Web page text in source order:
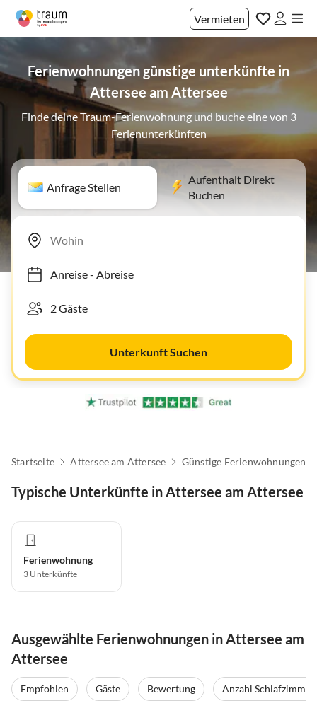
Vermieten
Ferienwohnungen günstige unterkünfte in
Attersee am Attersee
Finde deine Traum-Ferienwohnung und buche eine von 3
Ferienunterkünften
Anfrage Stellen
Aufenthalt Direkt
Buchen
Anreise- Abreise
Unterkunft Suchen
Startseite Attersee am Attersee Günstige Ferienwohnungen
Typische Unterkünfte in Attersee am Attersee
Ferienwohnung
3 Unterkünfte
Ausgewählte Ferienwohnungen in Attersee am
Attersee
Empfohlen Gäste Bewertung
Anzahl Schlafzimmer